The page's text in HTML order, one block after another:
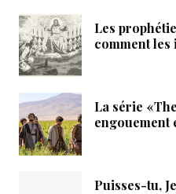
Les
comment
La série
engouement
Puisses-tu,